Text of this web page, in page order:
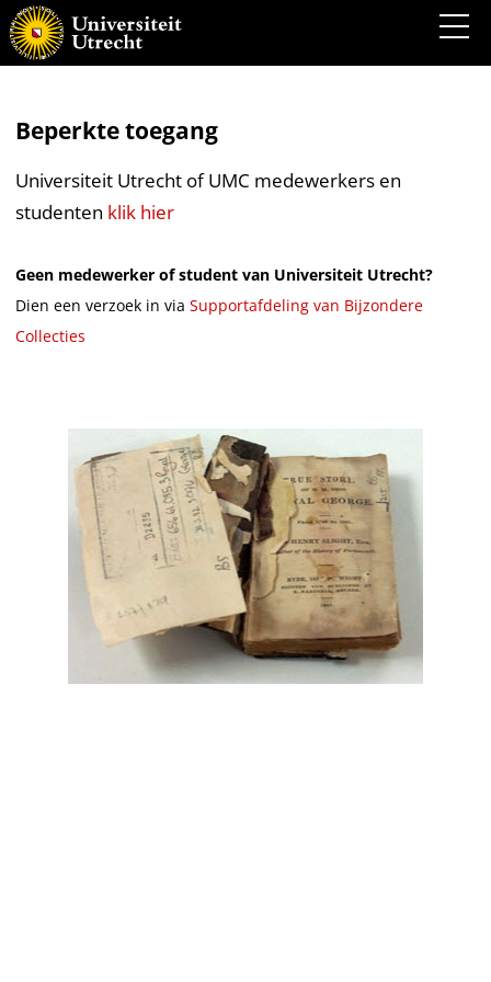
Beperkte toegang
Universiteit Utrecht of UMC medewerkers en
studenten klik hier
Geen medewerker of student van Universiteit Utrecht?
Dien een verzoek in via Supportafdeling van Bijzondere
Collecties